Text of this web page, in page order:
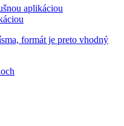
aplikáciou
formát je preto vhodný